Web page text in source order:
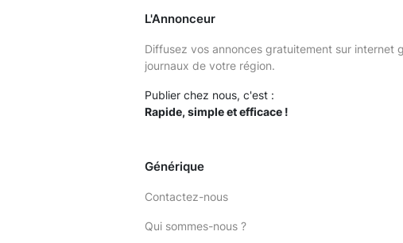
L'Annonceur
Diffusez vos annonces gratuitement sur internet
journaux de votre région.
Publier chez nous, c'est :
Rapide, simple et efficace !
Générique
Contactez-nous
Qui sommes-nous ?